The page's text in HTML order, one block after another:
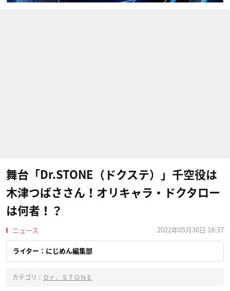
舞台「Dr.STONE（ドクステ）」千空役は
木津つばささん！オリキャラ・ドクタロー
は何者！？
ニュース 2022年05月30日 18:37
ライター：にじめん編集部
カテゴリ : Ｄｒ．ＳＴＯＮＥ